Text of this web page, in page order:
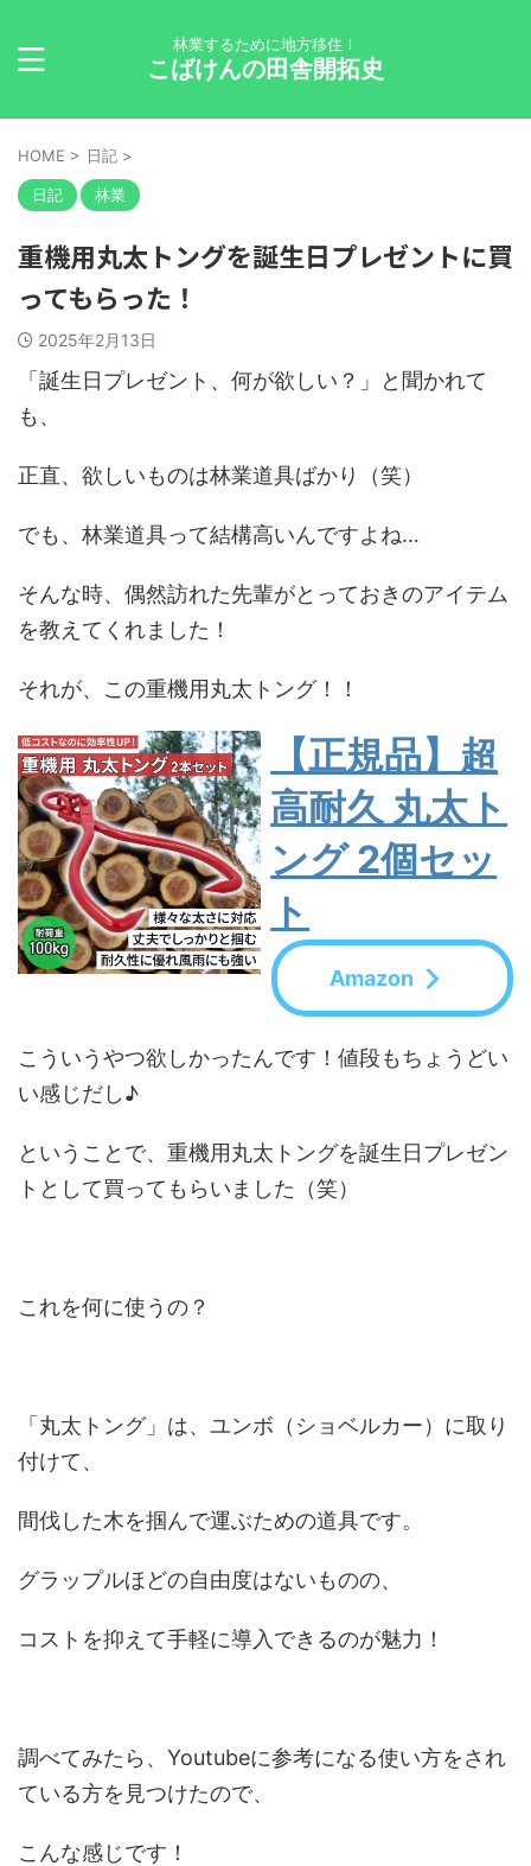
林業するために地方移住！
こばけんの田舎開拓史
HOME > 日記 >
日記 林業
重機用丸太トングを誕生日プレゼントに買
ってもらった！
2025年2月13日
「誕生日プレゼント、何が欲しい？」と聞かれて
も、
正直、欲しいものは林業道具ばかり（笑）
でも、林業道具って結構高いんですよね…
そんな時、偶然訪れた先輩がとっておきのアイテム
を教えてくれました！
それが、この重機用丸太トング！！
【正規品】超
高耐久 丸太ト
ング 2個セッ
ト
Amazon
こういうやつ欲しかったんです！値段もちょうどい
い感じだし♪
ということで、重機用丸太トングを誕生日プレゼン
トとして買ってもらいました（笑）
これを何に使うの？
「丸太トング」は、ユンボ（ショベルカー）に取り
付けて、
間伐した木を掴んで運ぶための道具です。
グラップルほどの自由度はないものの、
コストを抑えて手軽に導入できるのが魅力！
調べてみたら、Youtubeに参考になる使い方をされ
ている方を見つけたので、
こんな感じです！